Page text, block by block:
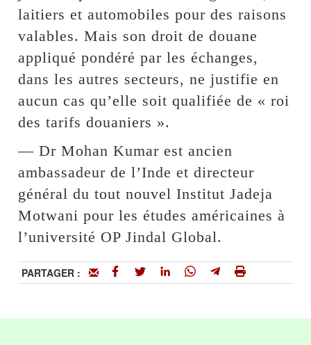
laitiers et automobiles pour des raisons
valables. Mais son droit de douane
appliqué pondéré par les échanges,
dans les autres secteurs, ne justifie en
aucun cas qu’elle soit qualifiée de « roi
des tarifs douaniers ».
— Dr Mohan Kumar est ancien
ambassadeur de l’Inde et directeur
général du tout nouvel Institut Jadeja
Motwani pour les études américaines à
l’université OP Jindal Global.
PARTAGER :